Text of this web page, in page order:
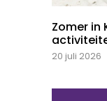
Zomer in
20 juli 2026